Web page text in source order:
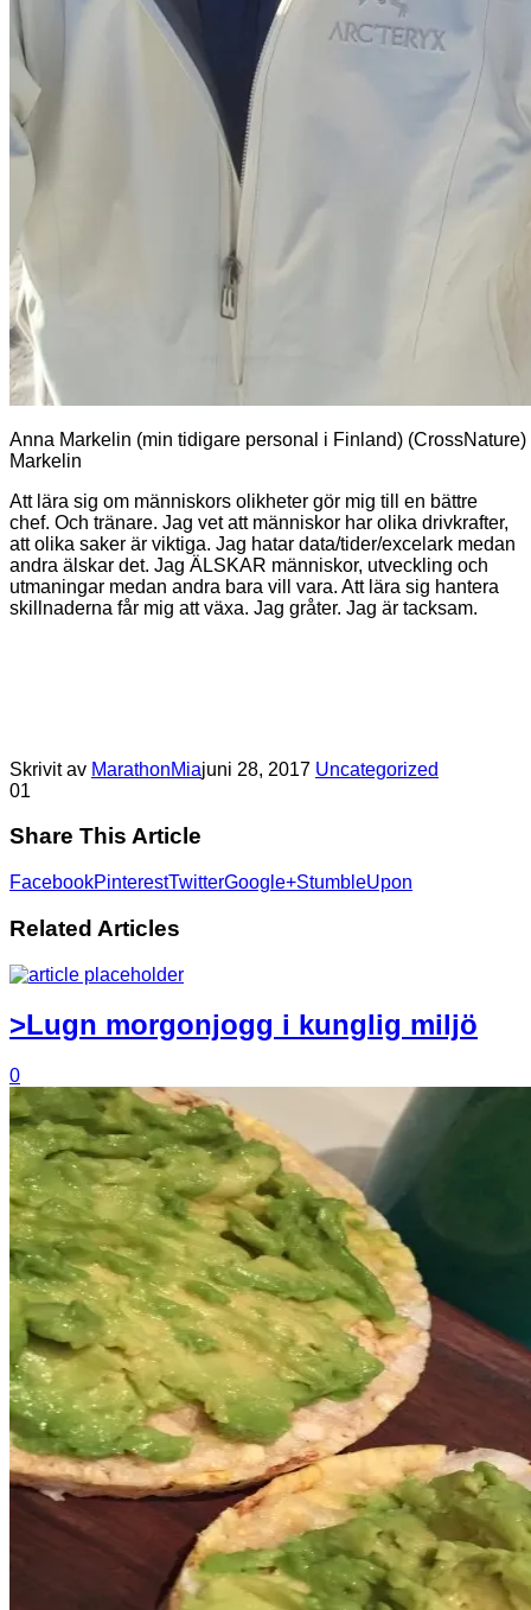
Anna Markelin (min tidigare personal i Finland)
Markelin
Att lära sig om människors olikheter gör mig till en bättre
chef. Och tränare. Jag vet att människor har olika drivkrafter,
att olika saker är viktiga. Jag hatar data/tider/excelark medan
andra älskar det. Jag ÄLSKAR människor, utveckling och
utmaningar medan andra bara vill vara. Att lära sig hantera
skillnaderna får mig att växa. Jag gråter. Jag är tacksam.
Skrivit av MarathonMiajuni 28, 2017 Uncategorized
01
Share This Article
FacebookPinterestTwitterGoogle+StumbleUpon
Related Articles
>Lugn morgonjogg i kunglig miljö
0